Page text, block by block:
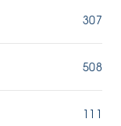
307
508
111